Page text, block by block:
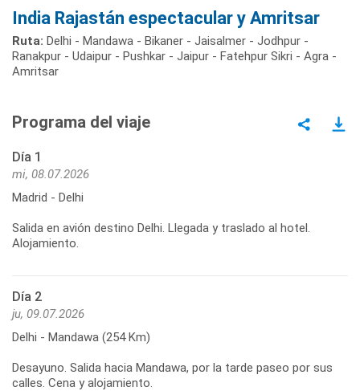
India Rajastán espectacular y Amritsar
Ruta: Delhi - Mandawa - Bikaner - Jaisalmer - Jodhpur -
Ranakpur - Udaipur - Pushkar - Jaipur - Fatehpur Sikri - Agra -
Amritsar
Programa del viaje
Día 1
mi, 08.07.2026
Madrid - Delhi
Salida en avión destino Delhi. Llegada y traslado al hotel.
Alojamiento.
Día 2
ju, 09.07.2026
Delhi - Mandawa (254 Km)
Desayuno. Salida hacia Mandawa, por la tarde paseo por sus
calles. Cena y alojamiento.